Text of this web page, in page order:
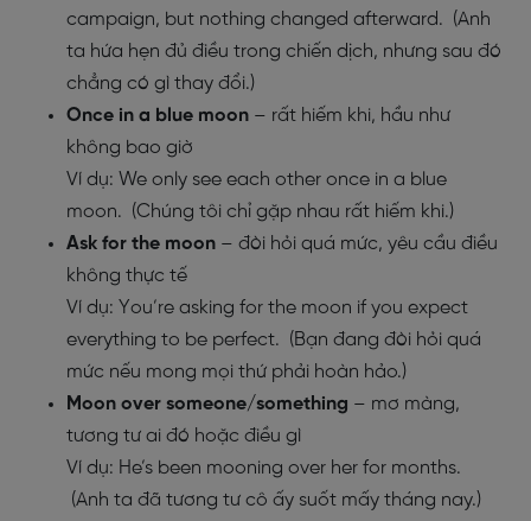
campaign, but nothing changed afterward. (Anh
ta hứa hẹn đủ điều trong chiến dịch, nhưng sau đó
chẳng có gì thay đổi.)
Once in a blue moon – rất hiếm khi, hầu như
không bao giờ
Ví dụ: We only see each other once in a blue
moon. (Chúng tôi chỉ gặp nhau rất hiếm khi.)
Ask for the moon – đòi hỏi quá mức, yêu cầu điều
không thực tế
Ví dụ: You’re asking for the moon if you expect
everything to be perfect. (Bạn đang đòi hỏi quá
mức nếu mong mọi thứ phải hoàn hảo.)
Moon over someone/something – mơ màng,
tương tư ai đó hoặc điều gì
Ví dụ: He’s been mooning over her for months.
(Anh ta đã tương tư cô ấy suốt mấy tháng nay.)